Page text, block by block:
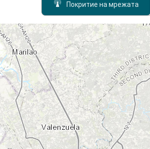
Покритие на мрежата